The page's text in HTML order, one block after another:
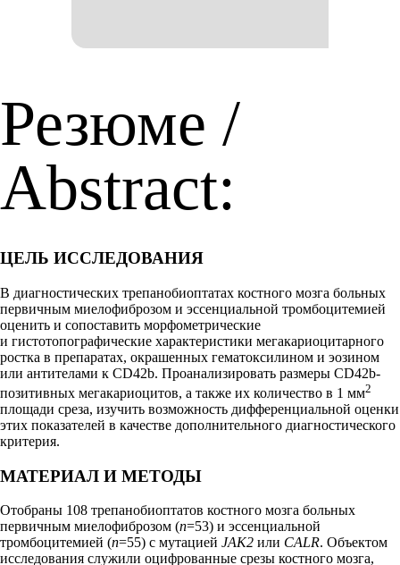
Резюме /
Abstract:
ЦЕЛЬ ИССЛЕДОВАНИЯ
В диагностических трепанобиоптатах костного мозга больных
первичным миелофиброзом и эссенциальной тромбоцитемией
оценить и сопоставить морфометрические
и гистотопографические характеристики мегакариоцитарного
ростка в препаратах, окрашенных гематоксилином и эозином
или антителами к CD42b. Проанализировать размеры CD42b-
позитивных мегакариоцитов, а также их количество в 1 мм2
площади среза, изучить возможность дифференциальной оценки
этих показателей в качестве дополнительного диагностического
критерия.
МАТЕРИАЛ И МЕТОДЫ
Отобраны 108 трепанобиоптатов костного мозга больных
первичным миелофиброзом (n=53) и эссенциальной
тромбоцитемией (n=55) с мутацией JAK2 или CALR. Объектом
исследования служили оцифрованные срезы костного мозга,